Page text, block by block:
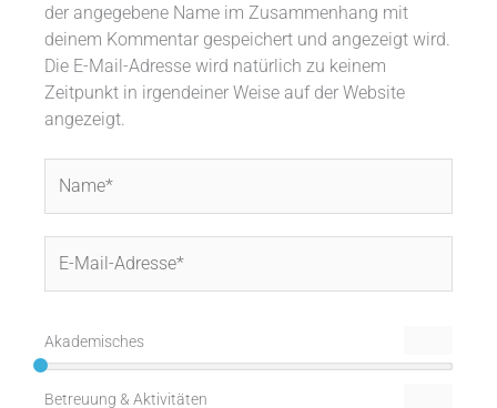
der angegebene Name im Zusammenhang mit
deinem Kommentar gespeichert und angezeigt wird.
Die E-Mail-Adresse wird natürlich zu keinem
Zeitpunkt in irgendeiner Weise auf der Website
angezeigt.
Mail-
Akademisches
Betreuung & Aktivitäten